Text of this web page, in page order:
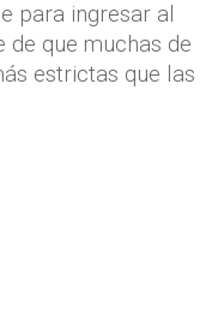
para ingresar al
de que muchas de
estrictas que las